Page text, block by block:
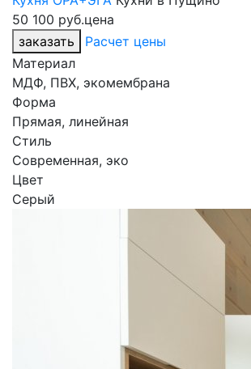
50 100 руб.цена
заказать
Расчет цены
Материал
МДФ, ПВХ, экомембрана
Форма
Прямая, линейная
Стиль
Современная, эко
Цвет
Серый